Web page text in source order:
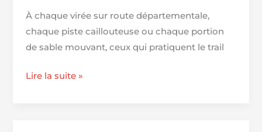
À chaque virée sur route départementale,
chaque piste caillouteuse ou chaque portion
de sable mouvant, ceux qui pratiquent le trail
Top
Lire la suite »